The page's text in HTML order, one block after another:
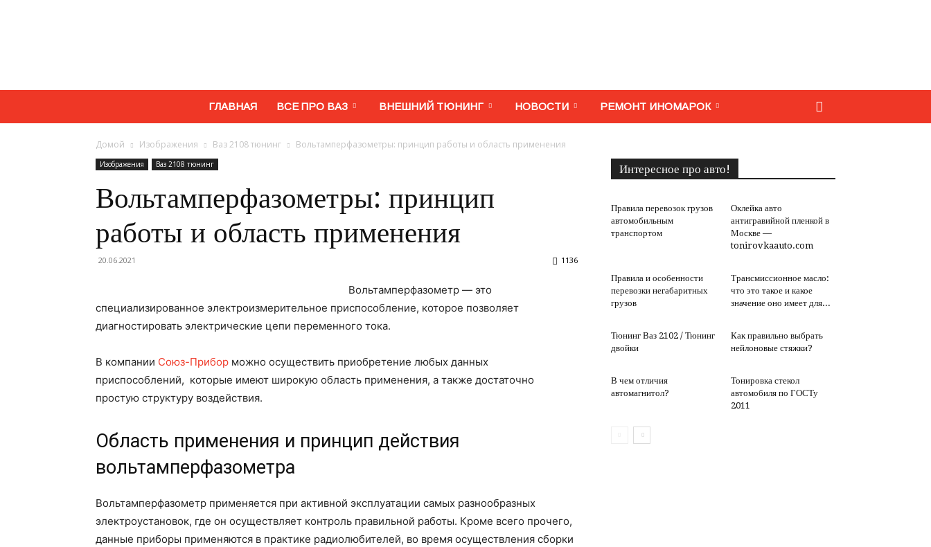
МегаВАЗ.
обслуживание
ГЛАВНАЯ ВСЕ ПРО ВАЗ ВНЕШНИЙ ТЮНИНГ НОВОСТИ РЕМОНТ ИНОМАРОК
Домой Изображения Ваз 2108 тюнинг Вольтамперфазометры: принцип работы и область применения
Изображения Ваз 2108 тюнинг
Вольтамперфазометры: принцип
работы и область применения
20.06.2021 1136
Вольтамперфазометр — это
специализированное электроизмерительное приспособление, которое позволяет
диагностировать электрические цепи переменного тока.
В компании Союз-Прибор можно осуществить приобретение любых данных
приспособлений, которые имеют широкую область применения, а также достаточно
простую структуру воздействия.
Область применения и принцип действия
вольтамперфазометра
Вольтамперфазометр применяется при активной эксплуатации самых разнообразных
электроустановок, где он осуществляет контроль правильной работы. Кроме всего прочего,
данные приборы применяются в практике радиолюбителей, во время осуществления сборки
Интересное про авто!
Правила перевозок грузов
автомобильным
транспортом
Оклейка авто
антигравийной пленкой в
Москве —
tonirovkaauto.com
Правила и особенности
перевозки негабаритных
грузов
Трансмиссионное масло:
что это такое и какое
значение оно имеет для...
Тюнинг Ваз 2102 / Тюнинг
двойки
Как правильно выбрать
нейлоновые стяжки?
В чем отличия
автомагнитол?
Тонировка стекол
автомобиля по ГОСТу
2011